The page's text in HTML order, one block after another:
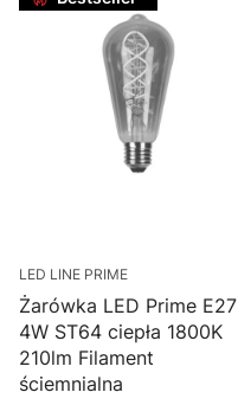
LED LINE PRIME
Żarówka LED Prime E27
4W ST64 ciepła 1800K
210lm Filament
ściemnialna